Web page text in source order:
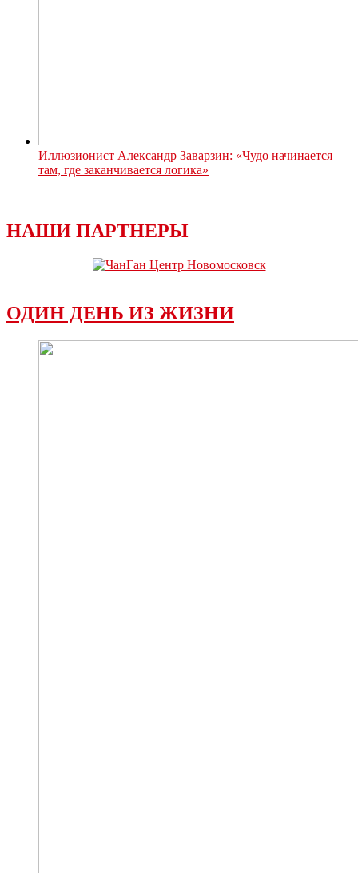
Иллюзионист Александр Заварзин: «Чудо начинается
там, где заканчивается логика»
НАШИ ПАРТНЕРЫ
ОДИН ДЕНЬ ИЗ ЖИЗНИ